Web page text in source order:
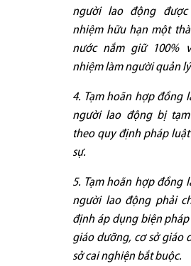
người lao động
nhiệm hữu hạn một
nước nắm giữ 100%
nhiệm làm người quản
4. Tạm hoãn hợp đồng
người lao động bị
theo quy định pháp
sự.
5. Tạm hoãn hợp đồng
người lao động phải
định áp dụng biện
giáo dưỡng, cơ sở giáo
sở cai nghiện bắt buộc.